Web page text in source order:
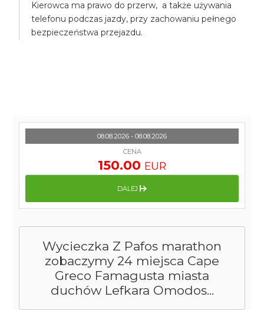
Kierowca ma prawo do przerw, a także używania
telefonu podczas jazdy, przy zachowaniu pełnego
bezpieczeństwa przejazdu.
Wycieczka Z Pafos marathon
zobaczymy 24 miejsca Cape
Greco Famagusta miasta
duchów Lefkara Omodos...
08.08.2026 - 08.08.2026
CENA
150.00 EUR
DALEJ